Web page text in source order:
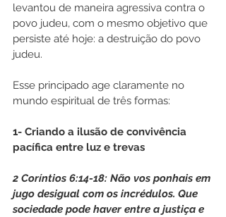
levantou de maneira agressiva contra o
povo judeu, com o mesmo objetivo que
persiste até hoje: a destruição do povo
judeu.
Esse principado age claramente no
mundo espiritual de três formas:
1- Criando a ilusão de convivência
pacífica entre luz e trevas
2 Coríntios 6:14-18: Não vos ponhais em
jugo desigual com os incrédulos. Que
sociedade pode haver entre a justiça e